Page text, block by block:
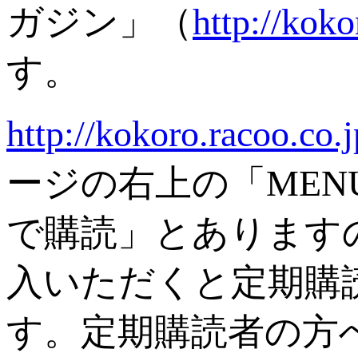
ガジン」（http://
す。
http://
ージの右上の「
で購読」とありま
入いただくと定期
す。定期購読者の方